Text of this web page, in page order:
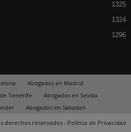
1325
1324
1296
Abogados en Madrid
Tenerife
Abogados en Sevilla
Abogados en Sabadell
derechos reservados - Política de Privacidad